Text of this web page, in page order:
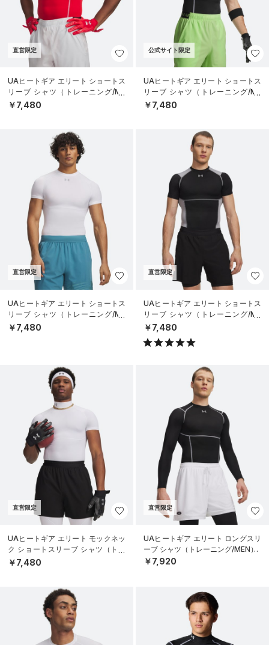
直営限定
UAヒートギア エリート ショートス
リーブ シャツ（トレーニング/ME
N）
￥7,480
公式サイト限定
UAヒートギア エリート ショートス
リーブ シャツ（トレーニング/ME
N）
￥7,480
直営限定
UAヒートギア エリート ショートス
リーブ シャツ（トレーニング/ME
N）
￥7,480
直営限定
UAヒートギア エリート ショートス
リーブ シャツ（トレーニング/ME
N）
￥7,480
直営限定
UAヒートギア エリート モックネッ
ク ショートスリーブ シャツ（トレ
ーニング/MEN）
￥7,480
直営限定
UAヒートギア エリート ロングスリ
ーブ シャツ（トレーニング/MEN）
￥7,920